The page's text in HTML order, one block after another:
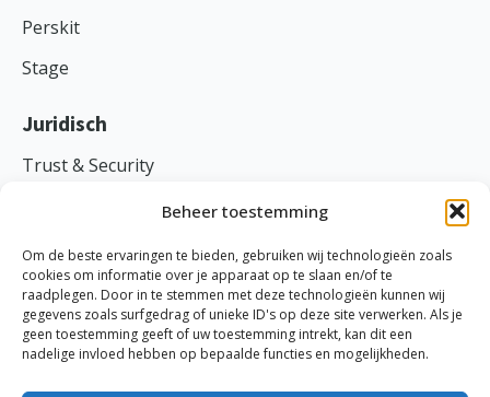
Beheer toestemming
Om de beste ervaringen te bieden, gebruiken wij technologieën zoals
cookies om informatie over je apparaat op te slaan en/of te
raadplegen. Door in te stemmen met deze technologieën kunnen wij
gegevens zoals surfgedrag of unieke ID's op deze site verwerken. Als je
geen toestemming geeft of uw toestemming intrekt, kan dit een
nadelige invloed hebben op bepaalde functies en mogelijkheden.
Perskit
Stage
Juridisch
Trust & Security
Privacy
TranspaClean © 2026
KVK: 69870691 | BTW: NL858045734B01